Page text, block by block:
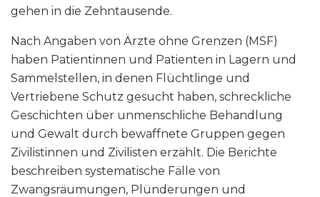
gehen in die Zehntausende.
Nach Angaben von Ärzte ohne Grenzen (MSF)
haben Patientinnen und Patienten in Lagern und
Sammelstellen, in denen Flüchtlinge und
Vertriebene Schutz gesucht haben, schreckliche
Geschichten über unmenschliche Behandlung
und Gewalt durch bewaffnete Gruppen gegen
Zivilistinnen und Zivilisten erzählt. Die Berichte
beschreiben systematische Fälle von
Zwangsräumungen, Plünderungen und